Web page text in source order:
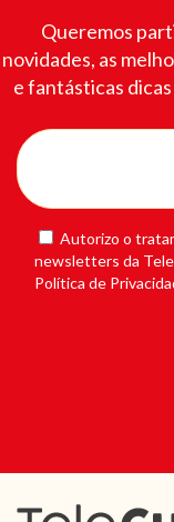
Queremos
novidades, as
e fantásticas
Autorizo o
newsletters da
Política de